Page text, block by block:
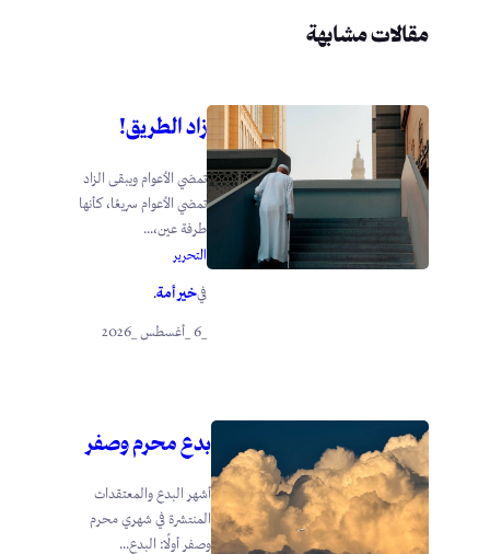
مقالات مشابهة
زاد الطريق!
تمضي الأعوام ويبقى الزاد
تمضي الأعوام سريعًا، كأنها
طرفة عين،...
التحرير
فيخير أمة.
بدع محرم وصفر
أشهر البدع والمعتقدات
المنتشرة في شهري محرم
وصفر أولًا: البدع...